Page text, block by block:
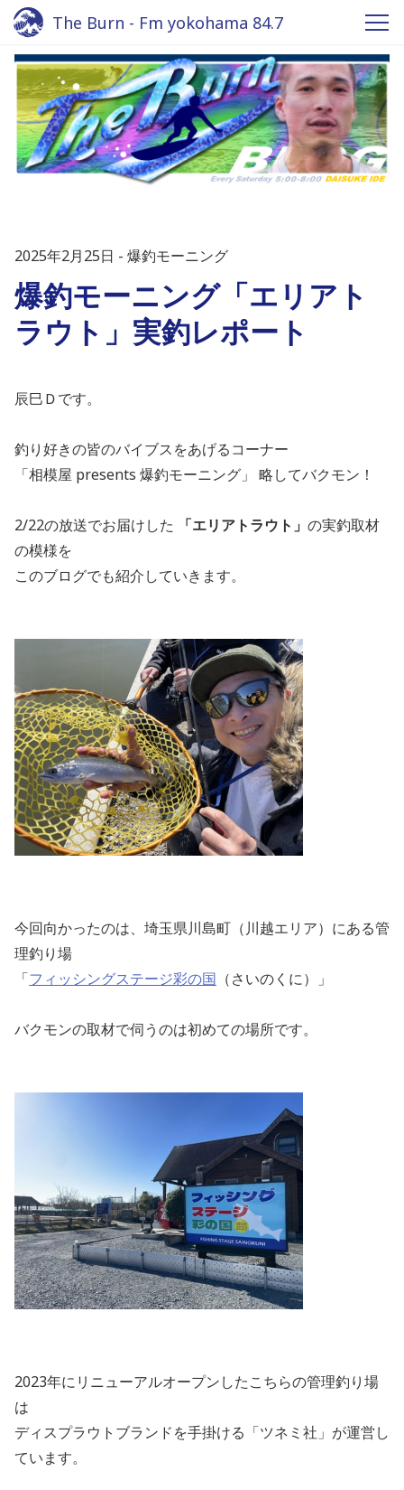
The Burn - Fm yokohama 84.7
2025年2月25日 爆釣モーニング
爆釣モーニング「エリアト
ラウト」実釣レポート
辰巳Ｄです。
釣り好きの皆のバイブスをあげるコーナー
「相模屋 presents 爆釣モーニング」 略してバクモン！
2/22の放送でお届けした 「エリアトラウト」 の実釣取材
の模様を
このブログでも紹介していきます。
今回向かったのは、 埼玉県川島町（川越エリア）にある管
理釣り場
「フィッシングステージ彩の国 （さいのくに）」
バクモンの取材で伺うのは初めての場所です。
2023年にリニューアルオープンしたこちらの管理釣り場
は
ディスプラウトブランドを手掛ける「ツネミ社」が運営し
ています。